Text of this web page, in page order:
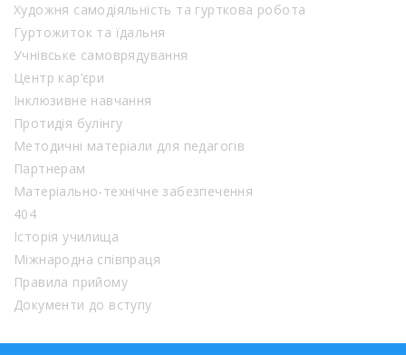
Художня самодіяльність та гурткова робота
Гуртожиток та їдальня
Учнівське самоврядування
Центр кар’єри
Інклюзивне навчання
Протидія булінгу
Методичні матеріали для педагогів
Партнерам
Матеріально-технічне забезпечення
404
Історія училища
Міжнародна співпраця
Правила прийому
Документи до вступу